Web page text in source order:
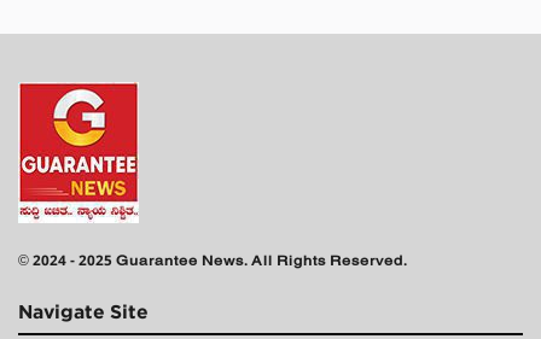
© 2024 - 2025 Guarantee News. All Rights Reserved.
Navigate Site